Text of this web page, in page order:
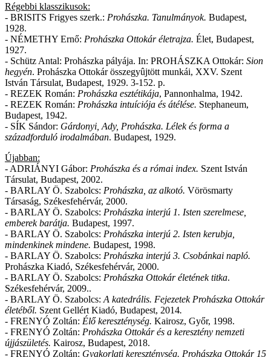
Régebbi klasszikusok:
- BRISITS Frigyes szerk.: Prohászka. Tanulmányok. Budapest,
1928.
- NÉMETHY Ernő: Prohászka Ottokár életrajza. Élet, Budapest,
1927.
- Schütz Antal: Prohászka pályája. In: PROHÁSZKA Ottokár: Sion
hegyén. Prohászka Ottokár összegyûjtött munkái, XXV. Szent
István Társulat, Budapest, 1929. 3-152. p.
- REZEK Román: Prohászka esztétikája, Pannonhalma, 1942.
- REZEK Román: Prohászka intuíciója és átélése. Stephaneum,
Budapest, 1942.
- SÍK Sándor: Gárdonyi, Ady, Prohászka. Lélek és forma a
századforduló irodalmában. Budapest, 1929.
Újabban:
- ADRIÁNYI Gábor: Prohászka és a római index. Szent István
Társulat, Budapest, 2002.
- BARLAY Ö. Szabolcs: Prohászka, az alkotó. Vörösmarty
Társaság, Székesfehérvár, 2000.
- BARLAY Ö. Szabolcs: Prohászka interjú 1. Isten szerelmese,
emberek barátja. Budapest, 1997.
- BARLAY Ö. Szabolcs: Prohászka interjú 2. Isten kerubja,
mindenkinek mindene. Budapest, 1998.
- BARLAY Ö. Szabolcs: Prohászka interjú 3. Csobánkai napló.
Prohászka Kiadó, Székesfehérvár, 2000.
- BARLAY Ö. Szabolcs: Prohászka Ottokár életének titka.
Székesfehérvár, 2009..
- BARLAY Ö. Szabolcs: A katedrális. Fejezetek Prohászka Ottokár
életéből. Szent Gellért Kiadó, Budapest, 2014.
- FRENYÓ Zoltán: Élő kereszténység. Kairosz, Győr, 1998.
- FRENYÓ Zoltán: Prohászka Ottokár és a keresztény nemzeti
újjászületés. Kairosz, Budapest, 2018.
- FRENYÓ Zoltán: Gyakorlati kereszténység. Prohászka Ottokár 15